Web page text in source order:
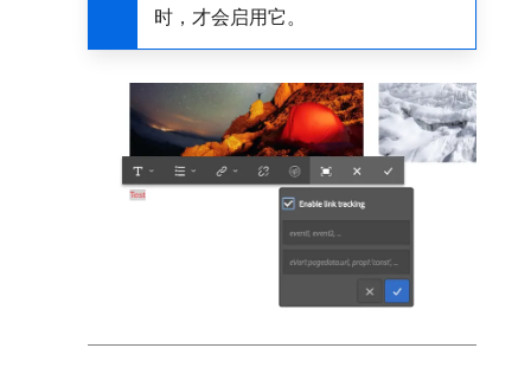
时，才会启用它。